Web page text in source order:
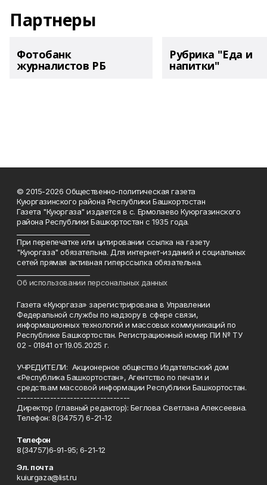
Партнеры
Фотобанк
журналистов РБ
Рубрика "Еда и
напитки"
© 2015-2026 Общественно-политическая газета
Куюргазинского района Республики Башкортостан
Газета "Куюргаза" издается в с. Ермолаево Куюргазинского
района Республики Башкортостан с 1935 года.
При перепечатке или цитировании ссылка на газету
"Куюргаза" обязательна. Для интернет-изданий и социальных
сетей прямая активная гиперссылка обязательна.
Об использовании персональных данных
Газета «Куюргаза» зарегистрирована в Управлении
Федеральной службы по надзору в сфере связи,
информационных технологий и массовых коммуникаций по
Республике Башкортостан. Регистрационный номер ПИ № ТУ
02 - 01841 от 19.05.2025 г.
УЧРЕДИТЕЛИ: Акционерное общество Издательский дом
«Республика Башкортостан», Агентство по печати и
средствам массовой информации Республики Башкортостан.
----------------------------------
Директор (главный редактор): Беглова Светлана Алексеевна.
Телефон: 8(34757) 6-21-12
Телефон
8(34757)6-91-95; 6-21-12
Эл. почта
kuiurgaza@list.ru